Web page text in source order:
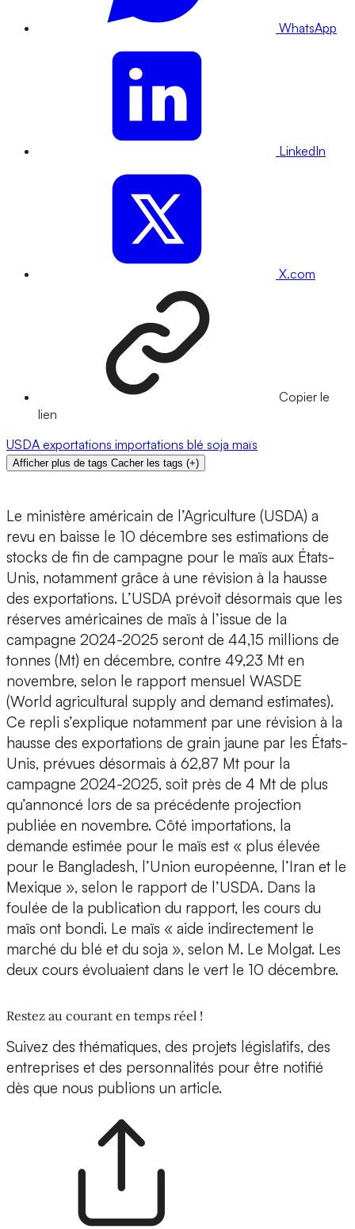
WhatsApp
LinkedIn
X.com
Copier le
lien
USDA exportations importations blé soja maïs
Afficher plus de tags Cacher les tags (+)
Le ministère américain de l’Agriculture (USDA) a
revu en baisse le 10 décembre ses estimations de
stocks de fin de campagne pour le maïs aux États-
Unis, notamment grâce à une révision à la hausse
des exportations. L’USDA prévoit désormais que les
réserves américaines de maïs à l’issue de la
campagne 2024-2025 seront de 44,15 millions de
tonnes (Mt) en décembre, contre 49,23 Mt en
novembre, selon le rapport mensuel WASDE
(World agricultural supply and demand estimates).
Ce repli s’explique notamment par une révision à la
hausse des exportations de grain jaune par les États-
Unis, prévues désormais à 62,87 Mt pour la
campagne 2024-2025, soit près de 4 Mt de plus
qu’annoncé lors de sa précédente projection
publiée en novembre. Côté importations, la
demande estimée pour le maïs est « plus élevée
pour le Bangladesh, l’Union européenne, l’Iran et le
Mexique », selon le rapport de l’USDA. Dans la
foulée de la publication du rapport, les cours du
maïs ont bondi. Le maïs « aide indirectement le
marché du blé et du soja », selon M. Le Molgat. Les
deux cours évoluaient dans le vert le 10 décembre.
Restez au courant en temps réel !
Suivez des thématiques, des projets législatifs, des
entreprises et des personnalités pour être notifié
dès que nous publions un article.